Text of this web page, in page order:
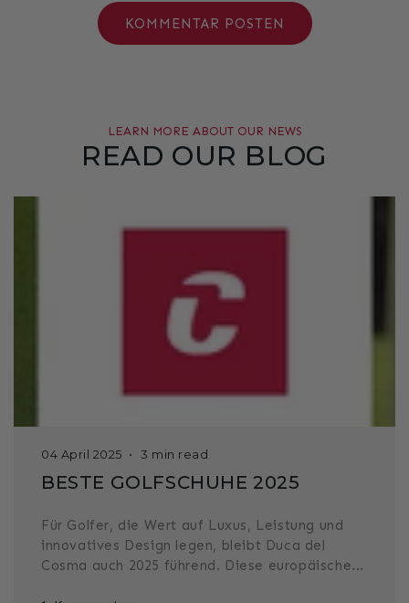
LEARN MORE ABOUT OUR NEWS
READ OUR BLOG
04 April 2025 3 min read
BESTE GOLFSCHUHE 2025
Für Golfer, die Wert auf Luxus, Leistung und
innovatives Design legen, bleibt Duca del
Cosma auch 2025 führend. Diese europäische...